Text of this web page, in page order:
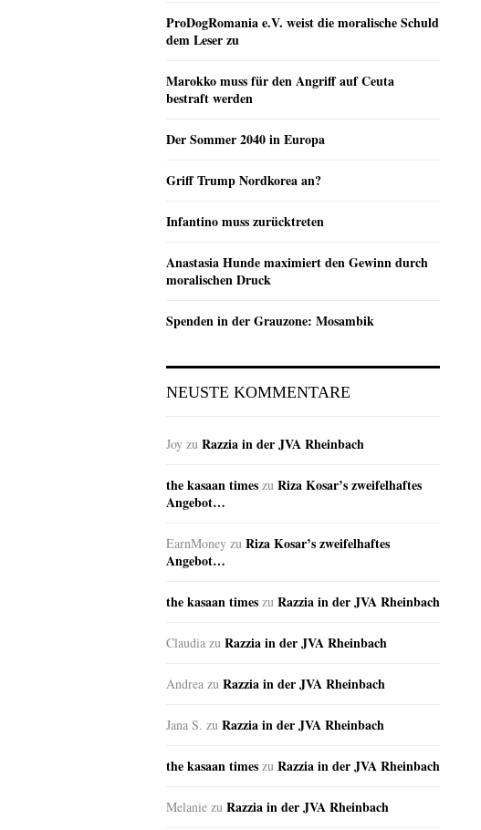
ProDogRomania e.V. weist die moralische Schuld
dem Leser zu
Marokko muss für den Angriff auf Ceuta
bestraft werden
Der Sommer 2040 in Europa
Griff Trump Nordkorea an?
Infantino muss zurücktreten
Anastasia Hunde maximiert den Gewinn durch
moralischen Druck
Spenden in der Grauzone: Mosambik
NEUSTE KOMMENTARE
Joy zu Razzia in der JVA Rheinbach
the kasaan times zu Riza Kosar’s zweifelhaftes
Angebot…
EarnMoney zu Riza Kosar’s zweifelhaftes
Angebot…
the kasaan times zu Razzia in der JVA Rheinbach
Claudia zu Razzia in der JVA Rheinbach
Andrea zu Razzia in der JVA Rheinbach
Jana S. zu Razzia in der JVA Rheinbach
the kasaan times zu Razzia in der JVA Rheinbach
Melanie zu Razzia in der JVA Rheinbach